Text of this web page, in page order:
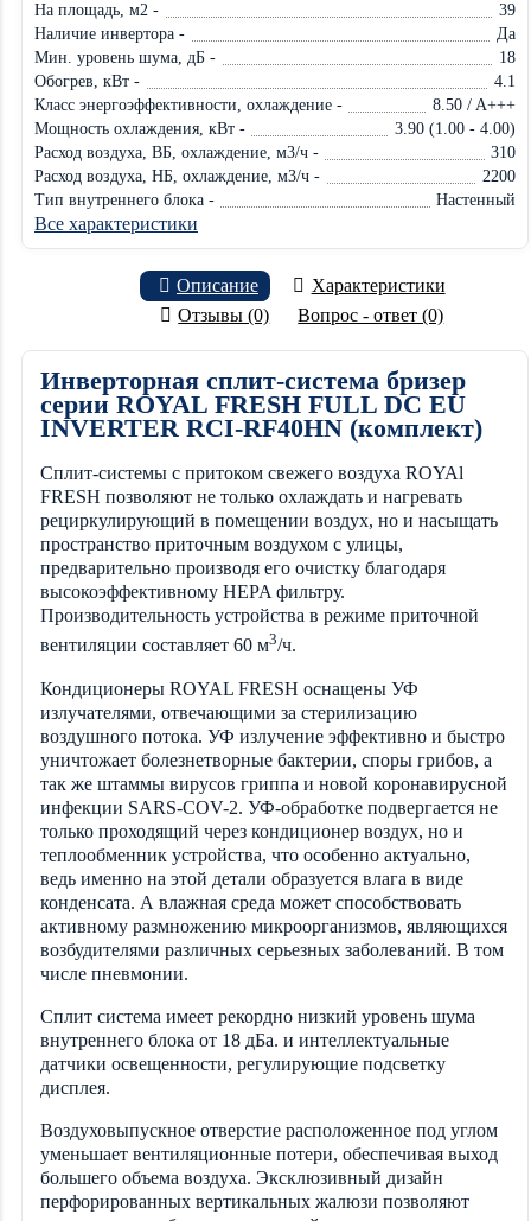
На площадь, м2 -
39
Наличие инвертора -
Да
Мин. уровень шума, дБ -
18
Обогрев, кВт -
4.1
Класс энергоэффективности, охлаждение -
8.50 / A+++
Мощность охлаждения, кВт -
3.90 (1.00 - 4.00)
Расход воздуха, ВБ, охлаждение, м3/ч -
310
Расход воздуха, НБ, охлаждение, м3/ч -
2200
Тип внутреннего блока -
Настенный
Все характеристики
Описание
Характеристики
Отзывы (0)
Вопрос - ответ (0)
Инверторная сплит-система бризер
серии ROYAL FRESH FULL DC EU
INVERTER RCI-RF40HN (комплект)
Сплит-системы с притоком свежего воздуха ROYAl
FRESH позволяют не только охлаждать и нагревать
рециркулирующий в помещении воздух, но и насыщать
пространство приточным воздухом с улицы,
предварительно производя его очистку благодаря
высокоэффективному HEPA фильтру.
Производительность устройства в режиме приточной
вентиляции составляет 60 м3/ч.
Кондиционеры ROYAL FRESH оснащены УФ
излучателями, отвечающими за стерилизацию
воздушного потока. УФ излучение эффективно и быстро
уничтожает болезнетворные бактерии, споры грибов, а
так же штаммы вирусов гриппа и новой коронавирусной
инфекции SARS-COV-2. УФ-обработке подвергается не
только проходящий через кондиционер воздух, но и
теплообменник устройства, что особенно актуально,
ведь именно на этой детали образуется влага в виде
конденсата. А влажная среда может способствовать
активному размножению микроорганизмов, являющихся
возбудителями различных серьезных заболеваний. В том
числе пневмонии.
Сплит система имеет рекордно низкий уровень шума
внутреннего блока от 18 дБа. и интеллектуальные
датчики освещенности, регулирующие подсветку
дисплея.
Воздуховыпускное отверстие расположенное под углом
уменьшает вентиляционные потери, обеспечивая выход
большего объема воздуха. Эксклюзивный дизайн
перфорированных вертикальных жалюзи позволяют